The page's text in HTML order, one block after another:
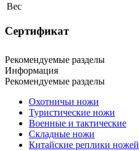
Вес
Сертификат
Рекомендуемые разделы
Информация
Рекомендуемые разделы
Охотничьи ножи
Туристические ножи
Военные и тактические
Складные ножи
Китайские реплики ножей